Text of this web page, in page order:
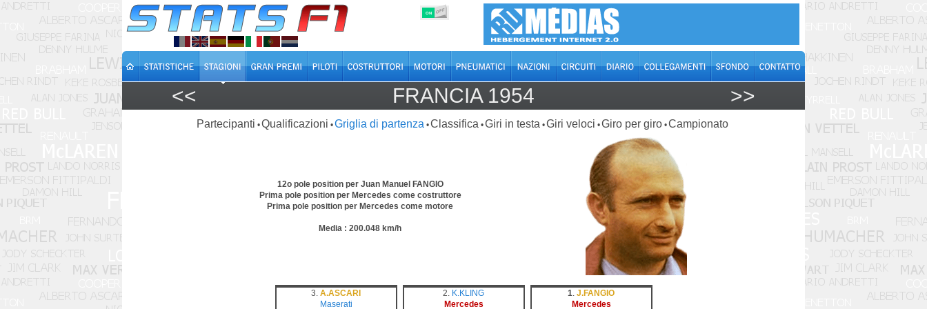
ON OFF
<< FRANCIA 1954 >>
Partecipanti •Qualificazioni •Griglia di partenza •Classifica •Giri in testa •Giri veloci •Giro per giro •Campionato
12o pole position per Juan Manuel FANGIO
Prima pole position per Mercedes come costruttore
Prima pole position per Mercedes come motore
Media : 200.048 km/h
3. A.ASCARI
Maserati
2. K.KLING
Mercedes
1. J.FANGIO
Mercedes